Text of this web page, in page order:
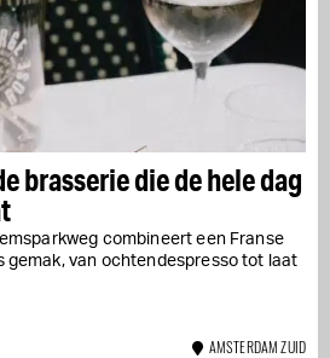
brasserie die de hele dag
combineert een Franse
gemak, van ochtendespresso tot laat
AMSTERDAM ZUID